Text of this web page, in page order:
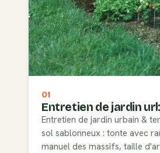
01
Entretien de jardin
Entretien de jardin urbain &
sol sablonneux : tonte avec
manuel des massifs, taille